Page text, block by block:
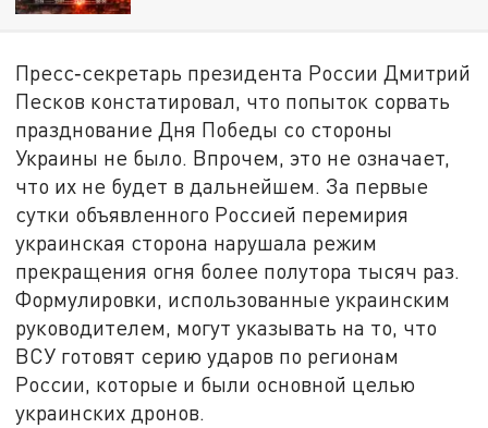
Пресс‑секретарь президента России Дмитрий
Песков констатировал, что попыток сорвать
празднование Дня Победы со стороны
Украины не было. Впрочем, это не означает,
что их не будет в дальнейшем. За первые
сутки объявленного Россией перемирия
украинская сторона нарушала режим
прекращения огня более полутора тысяч раз.
Формулировки, использованные украинским
руководителем, могут указывать на то, что
ВСУ готовят серию ударов по регионам
России, которые и были основной целью
украинских дронов.